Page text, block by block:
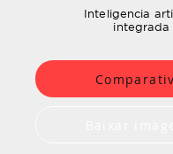
Inteligencia
integrada